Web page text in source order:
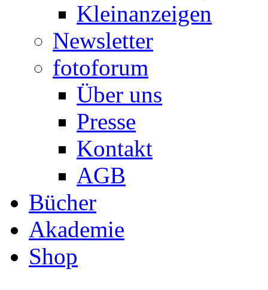
Kleinanzeigen
Newsletter
fotoforum
Über uns
Presse
Kontakt
AGB
Bücher
Akademie
Shop